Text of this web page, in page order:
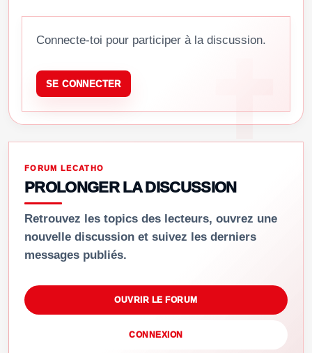
Connecte-toi pour participer à la discussion.
SE CONNECTER
FORUM LECATHO
PROLONGER LA DISCUSSION
Retrouvez les topics des lecteurs, ouvrez une
nouvelle discussion et suivez les derniers
messages publiés.
OUVRIR LE FORUM
CONNEXION